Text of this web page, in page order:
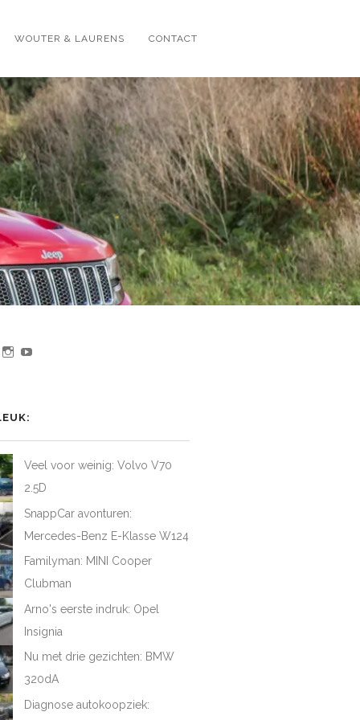
WOUTER & LAURENS CONTACT
BekijkBekijk
op
Veel voor weinig: Volvo V70
2.5D
SnappCar avonturen:
Mercedes-Benz E-Klasse W124
Familyman: MINI Cooper
Clubman
Arno's eerste indruk: Opel
Insignia
Nu met drie gezichten: BMW
320dA
Diagnose autokoopziek: